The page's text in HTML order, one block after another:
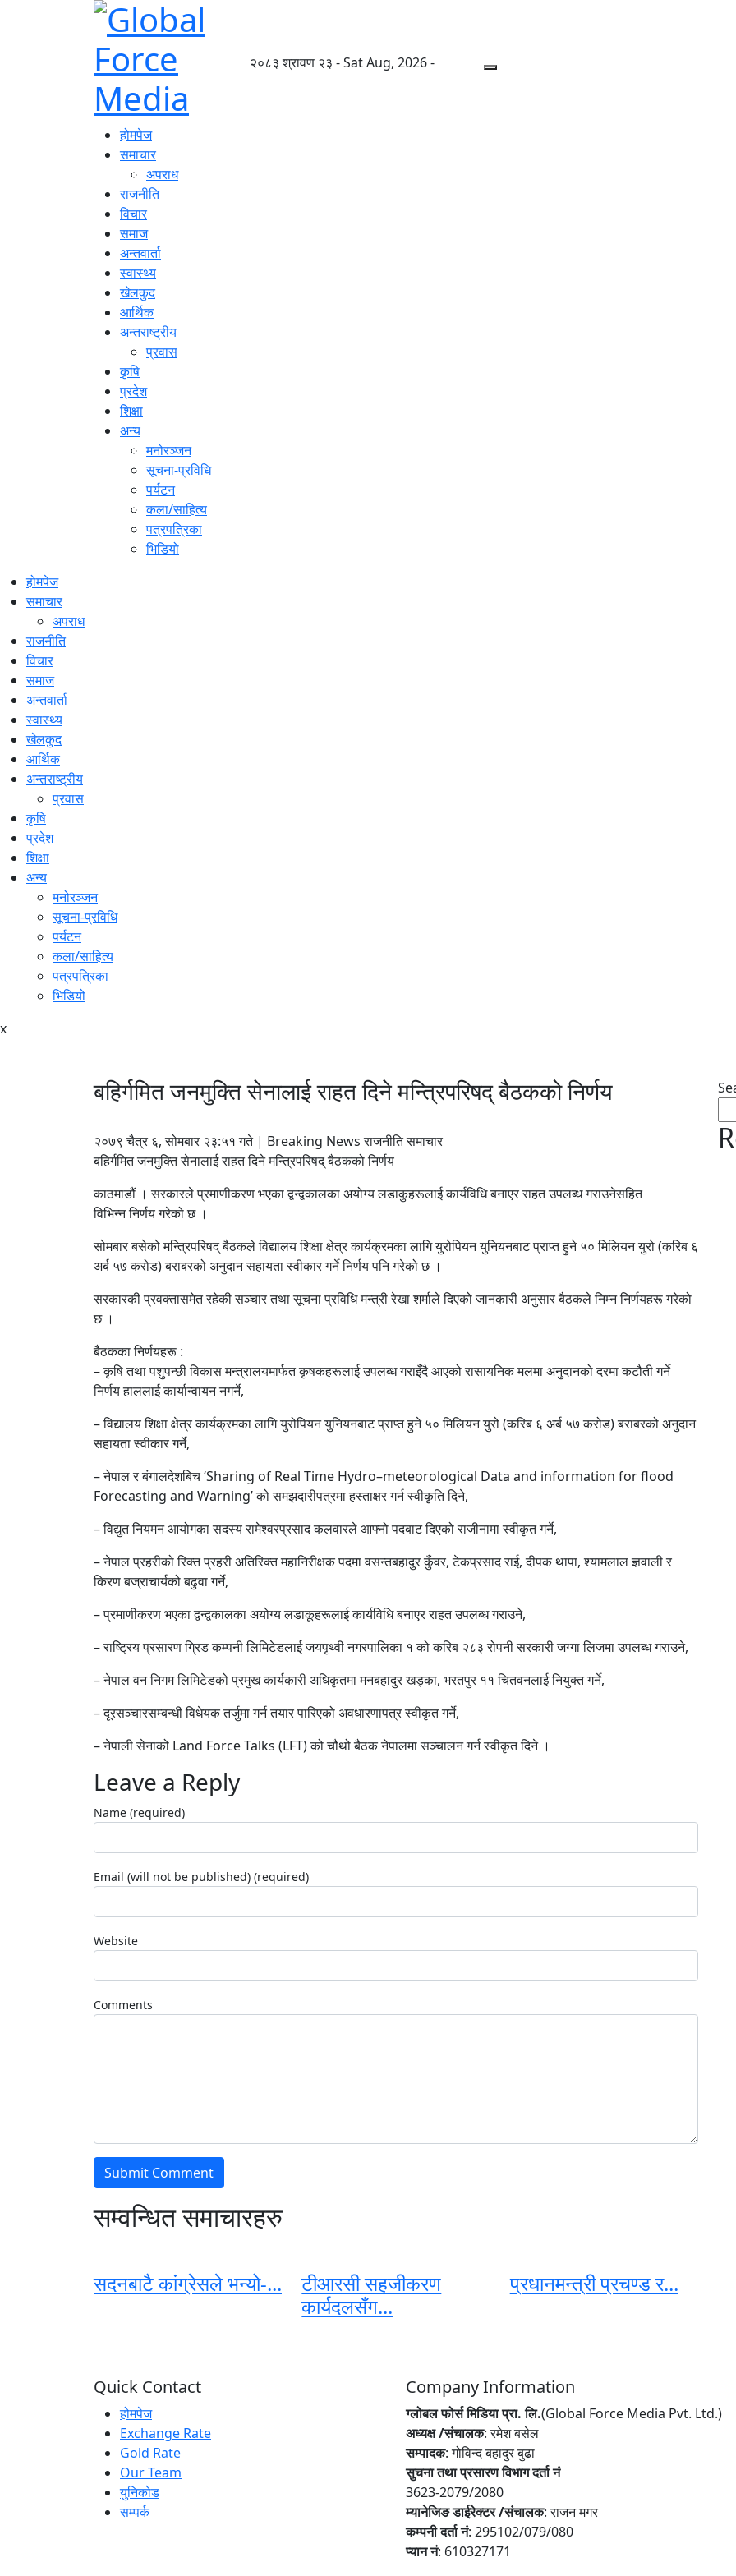
२०८३ श्रावण २३ - Sat Aug, 2026 -
होमपेज
समाचार
अपराध
राजनीति
विचार
समाज
अन्तवार्ता
स्वास्थ्य
खेलकुद
आर्थिक
अन्तराष्ट्रीय
प्रवास
कृषि
प्रदेश
शिक्षा
अन्य
मनोरञ्जन
सूचना-प्रविधि
पर्यटन
कला/साहित्य
पत्रपत्रिका
भिडियो
होमपेज
समाचार
अपराध
राजनीति
विचार
समाज
अन्तवार्ता
स्वास्थ्य
खेलकुद
आर्थिक
अन्तराष्ट्रीय
प्रवास
कृषि
प्रदेश
शिक्षा
अन्य
मनोरञ्जन
सूचना-प्रविधि
पर्यटन
कला/साहित्य
पत्रपत्रिका
भिडियो
x
बहिर्गमित जनमुक्ति सेनालाई राहत दिने मन्त्रिपरिषद् बैठकको निर्णय
२०७९ चैत्र ६, सोमबार २३:५१ गते | Breaking News राजनीति समाचार
बहिर्गमित जनमुक्ति सेनालाई राहत दिने मन्त्रिपरिषद् बैठकको निर्णय
काठमाडौं । सरकारले प्रमाणीकरण भएका द्वन्द्वकालका अयोग्य लडाकुहरूलाई कार्यविधि बनाएर राहत उपलब्ध गराउनेसहित
विभिन्न निर्णय गरेको छ ।
सोमबार बसेको मन्त्रिपरिषद् बैठकले विद्यालय शिक्षा क्षेत्र कार्यक्रमका लागि युरोपियन युनियनबाट प्राप्त हुने ५० मिलियन युरो (करिब ६
अर्ब ५७ करोड) बराबरको अनुदान सहायता स्वीकार गर्ने निर्णय पनि गरेको छ ।
सरकारकी प्रवक्तासमेत रहेकी सञ्चार तथा सूचना प्रविधि मन्त्री रेखा शर्माले दिएको जानकारी अनुसार बैठकले निम्न निर्णयहरू गरेको
छ ।
बैठकका निर्णयहरू :
– कृषि तथा पशुपन्छी विकास मन्त्रालयमार्फत कृषकहरूलाई उपलब्ध गराइँदै आएको रासायनिक मलमा अनुदानको दरमा कटौती गर्ने
निर्णय हाललाई कार्यान्वायन नगर्ने,
– विद्यालय शिक्षा क्षेत्र कार्यक्रमका लागि युरोपियन युनियनबाट प्राप्त हुने ५० मिलियन युरो (करिब ६ अर्ब ५७ करोड) बराबरको अनुदान
सहायता स्वीकार गर्ने,
– नेपाल र बंगालदेशबिच ‘Sharing of Real Time Hydro–meteorological Data and information for flood
Forecasting and Warning’ को समझदारीपत्रमा हस्ताक्षर गर्न स्वीकृति दिने,
– विद्युत नियमन आयोगका सदस्य रामेश्वरप्रसाद कलवारले आफ्नो पदबाट दिएको राजीनामा स्वीकृत गर्ने,
– नेपाल प्रहरीको रिक्त प्रहरी अतिरिक्त महानिरीक्षक पदमा वसन्तबहादुर कुँवर, टेकप्रसाद राई, दीपक थापा, श्यामलाल ज्ञवाली र
किरण बज्राचार्यको बढुवा गर्ने,
– प्रमाणीकरण भएका द्वन्द्वकालका अयोग्य लडाकूहरूलाई कार्यविधि बनाएर राहत उपलब्ध गराउने,
– राष्ट्रिय प्रसारण ग्रिड कम्पनी लिमिटेडलाई जयपृथ्वी नगरपालिका १ को करिब २८३ रोपनी सरकारी जग्गा लिजमा उपलब्ध गराउने,
– नेपाल वन निगम लिमिटेडको प्रमुख कार्यकारी अधिकृतमा मनबहादुर खड्का, भरतपुर ११ चितवनलाई नियुक्त गर्ने,
– दूरसञ्चारसम्बन्धी विधेयक तर्जुमा गर्न तयार पारिएको अवधारणापत्र स्वीकृत गर्ने,
– नेपाली सेनाको Land Force Talks (LFT) को चौथो बैठक नेपालमा सञ्चालन गर्न स्वीकृत दिने ।
Leave a Reply
Name (required)
Email (will not be published) (required)
Website
Comments
सम्वन्धित समाचारहरु
सदनबाटै कांग्रेसले भन्यो-...
टीआरसी सहजीकरण
कार्यदलसँग...
प्रधानमन्त्री प्रचण्ड र...
Quick Contact
होमपेज
Exchange Rate
Gold Rate
Our Team
युनिकोड
सम्पर्क
Company Information
ग्लोबल फोर्स मिडिया प्रा. लि.(Global Force Media Pvt. Ltd.)
अध्यक्ष /संचालक: रमेश बसेल
सम्पादक: गोविन्द बहादुर बुढा
सुचना तथा प्रसारण विभाग दर्ता नं
3623-2079/2080
म्यानेजिङ डाईरेक्टर /संचालक: राजन मगर
कम्पनी दर्ता नं: 295102/079/080
प्यान नं: 610327171